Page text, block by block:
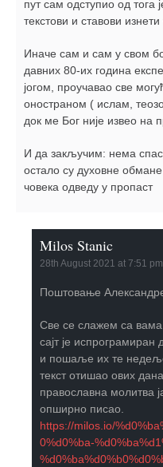
пут сам одступио од
текстови и ставови
Иначе сам и сам у свом
давних 80-их година
јогом, проучавао све
оностраном ( ислам,
док ме Бог није извео на
И да закључим: нема
остало су духовне
човека одведу у пропаст
Milos Stanic
28th August 2021 at 7:51 pm
Поштовање
Све се слажем са
сајт је испрограмиран
и пошаље их те
текст отишао ових
православна молитва
опширно писао.
https://milos.io/
0%d0%ba-